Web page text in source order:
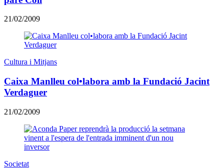
21/02/2009
Cultura i Mitjans
Caixa Manlleu col•labora amb la Fundació Jacint
Verdaguer
21/02/2009
Societat